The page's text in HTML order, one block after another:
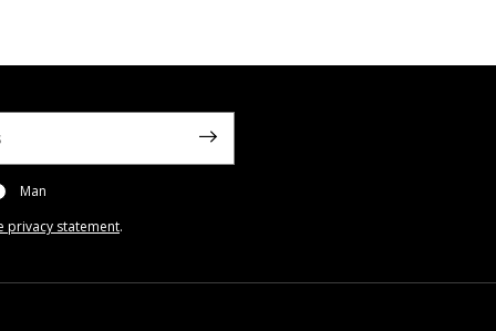
Man
privacy statement.